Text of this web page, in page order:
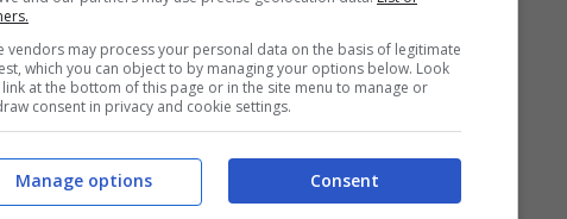
allenarsi sul tetto
dell’Hermitage a
Montecarlo
vendors may process your personal data on the basis of legitimate
which you can object to by managing your options below. Look
at the bottom of this page or in the site menu to manage or
consent in privacy and cookie settings.
Consent
Manage options